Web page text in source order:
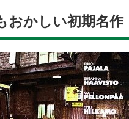
おかしい初期名作